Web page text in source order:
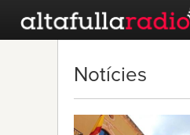
Notícies